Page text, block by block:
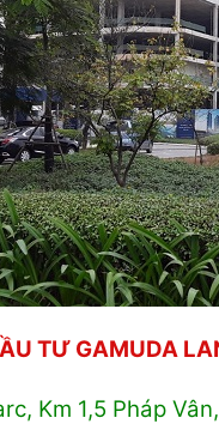
TƯ GAMUDA
Km 1,5 Pháp